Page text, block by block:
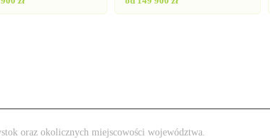
oraz okolicznych miejscowości województwa.